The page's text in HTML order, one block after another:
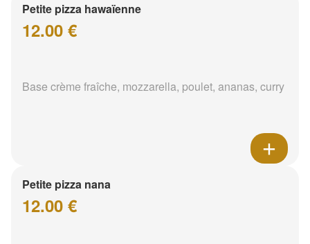
Petite pizza hawaïenne
12.00 €
Base crème fraîche, mozzarella, poulet, ananas, curry
Petite pizza nana
12.00 €